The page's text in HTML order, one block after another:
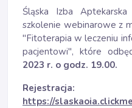
Śląska Izba
szkolenie webinarowe z
"Fitoterapia w leczeniu
pacjentowi", które
2023 r. o godz. 19.00.
Rejestracja:
https://